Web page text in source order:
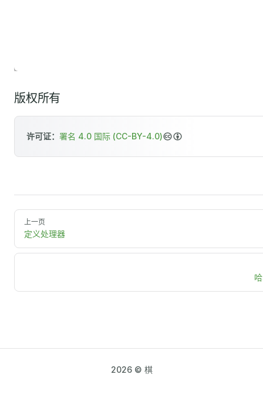
版权所有
许可证： 署名 4.0 国际 (CC-BY-4.0)
上一页
定义处理器
2026 © 棋